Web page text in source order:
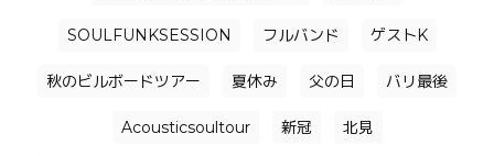
SOULFUNKSESSION フルバンド ゲストK
秋のビルボードツアー 夏休み 父の日 バリ最後
Acousticsoultour 新冠 北見